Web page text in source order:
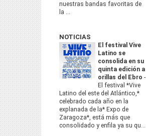
nuestras bandas favoritas de
la ...
NOTICIAS
El festival Vive
Latino se
consolida en su
quinta edición a
orillas del Ebro -
El festival *Vive
Latino del este del Atlántico,*
celebrado cada año en la
explanada de la* Expo de
Zaragoza*, está más que
consolidado y enfila ya su qu...